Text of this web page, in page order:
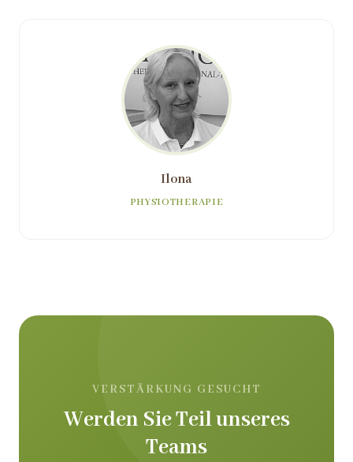
Ilona
PHYSIOTHERAPIE
VERSTÄRKUNG GESUCHT
Werden Sie Teil unseres
Teams